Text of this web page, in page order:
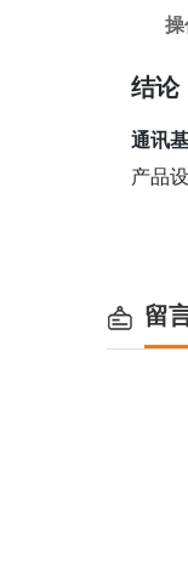
操
结论
通讯
产品
留